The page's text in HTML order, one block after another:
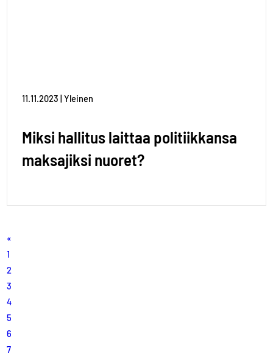
11.11.2023 | Yleinen
Miksi hallitus laittaa politiikkansa
maksajiksi nuoret?
«
1
2
3
4
5
6
7